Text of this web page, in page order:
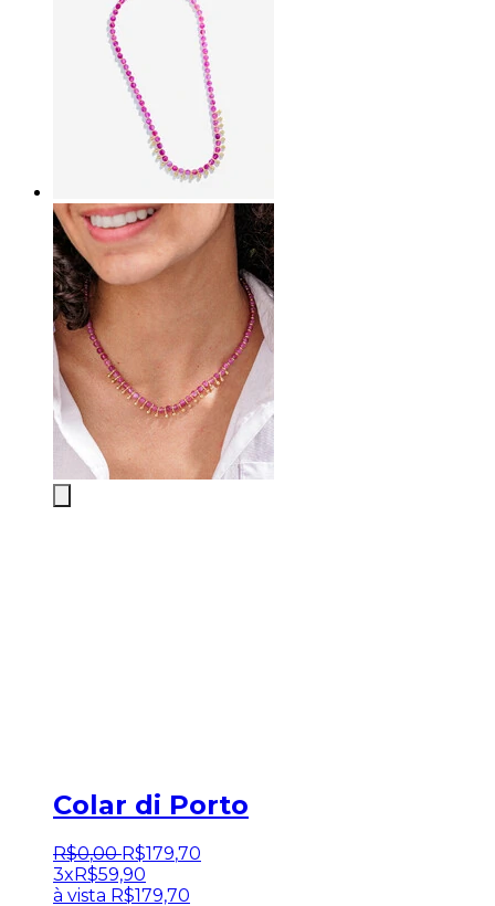
Colar di Porto
R$0,00 R$179,70
3x R$59,90
à vista R$179,70